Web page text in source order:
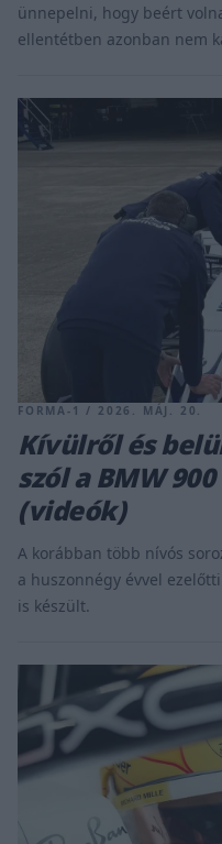
ünnepelni, hogy beért
ellentétben azonban nem
FORMA-1 / 2026. MÁJ. 20.
Kívülről és
szól a BMW
(videók)
A korábban több nívós
a huszonnégy évvel
is készült.